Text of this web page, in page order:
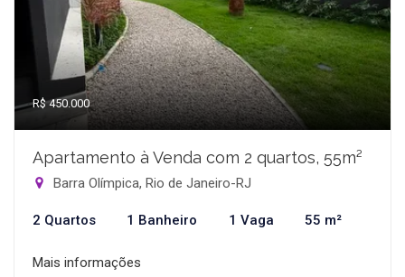
R$ 450.000
Apartamento à Venda com 2 quartos, 55m²
Barra Olímpica, Rio de Janeiro-RJ
2 Quartos 1 Banheiro 1 Vaga 55 m²
Mais informações